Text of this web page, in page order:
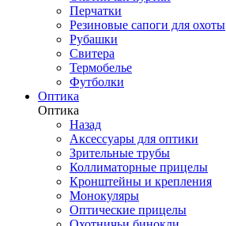
Перчатки
Резиновые сапоги для охоты
Рубашки
Свитера
Термобелье
Футболки
Оптика
Оптика
Назад
Аксессуары для оптики
Зрительные трубы
Коллиматорные прицелы
Кронштейны и крепления
Монокуляры
Оптические прицелы